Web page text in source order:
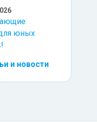
юных
и новости